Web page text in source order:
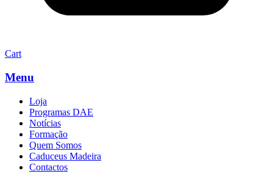
Cart
Menu
Loja
Programas DAE
Notícias
Formação
Quem Somos
Caduceus Madeira
Contactos